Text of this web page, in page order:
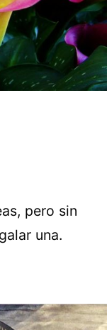
pero sin
una.